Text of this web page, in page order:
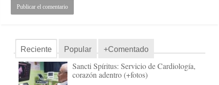
Reciente Popular +Comentado
Sancti Spíritus: Servicio de Cardiología,
corazón adentro (+fotos)